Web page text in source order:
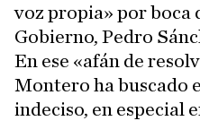
voz propia» por boca
Gobierno, Pedro
En ese «afán de
Montero ha buscado
indeciso, en especial